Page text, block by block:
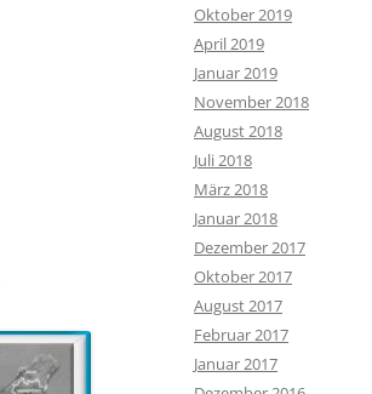
Oktober 2019
April 2019
Januar 2019
November 2018
August 2018
Juli 2018
März 2018
Januar 2018
Dezember 2017
Oktober 2017
August 2017
Februar 2017
Januar 2017